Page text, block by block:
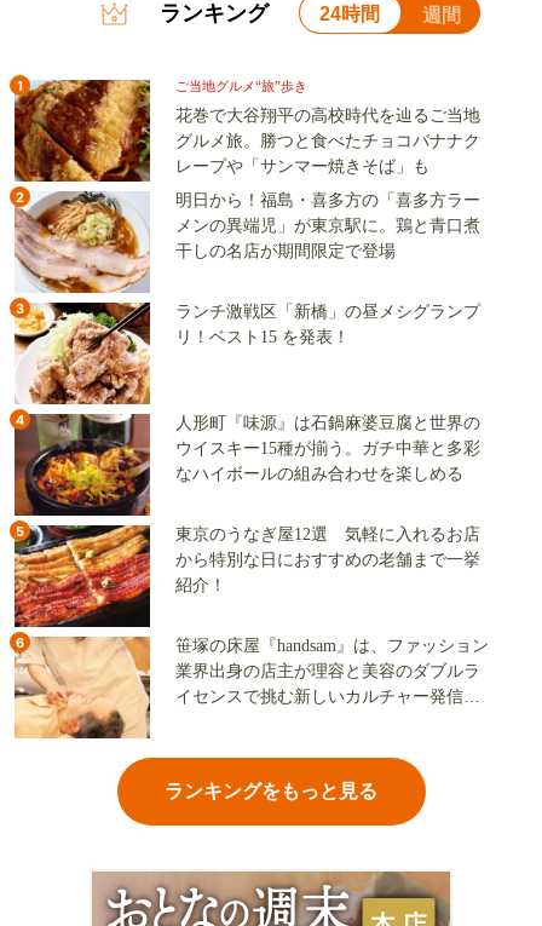
ランキング 24時間 週間
1 ご当地グルメ“旅”歩き
花巻で大谷翔平の高校時代を辿るご当地
グルメ旅。勝つと食べたチョコバナナク
レープや「サンマー焼きそば」も
2
明日から！福島・喜多方の「喜多方ラー
メンの異端児」が東京駅に。鶏と青口煮
干しの名店が期間限定で登場
3
ランチ激戦区「新橋」の昼メシグランプ
リ！ベスト15 を発表！
4
人形町『味源』は石鍋麻婆豆腐と世界の
ウイスキー15種が揃う。ガチ中華と多彩
なハイボールの組み合わせを楽しめる
5
東京のうなぎ屋12選 気軽に入れるお店
から特別な日におすすめの老舗まで一挙
紹介！
6
笹塚の床屋『handsam』は、ファッション
業界出身の店主が理容と美容のダブルラ
イセンスで挑む新しいカルチャー発信基
ランキングをもっと見る